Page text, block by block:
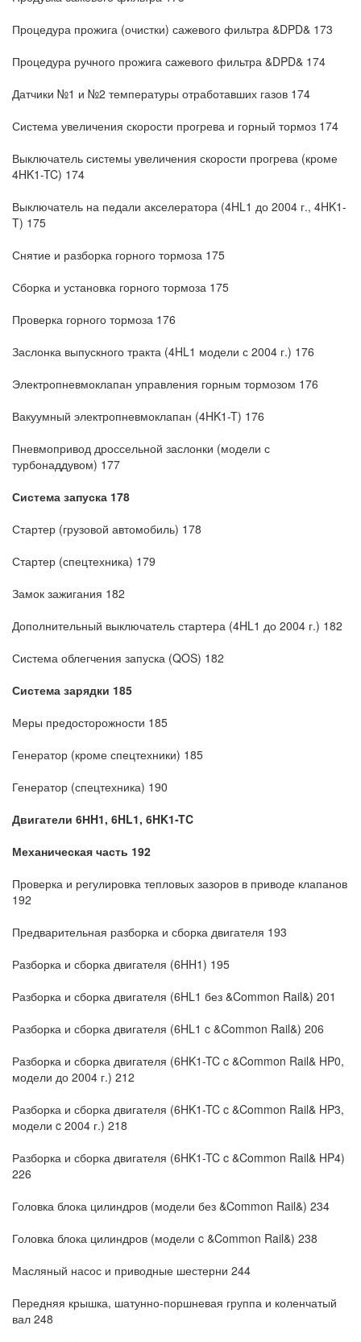
Процедура прожига (очистки) сажевого фильтра &DPD& 173
Процедура ручного прожига сажевого фильтра &DPD& 174
Датчики №1 и №2 температуры отработавших газов 174
Система увеличения скорости прогрева и горный тормоз 174
Выключатель системы увеличения скорости прогрева (кроме
4HK1-TC) 174
Выключатель на педали акселератора (4HL1 до 2004 г., 4HK1-
T) 175
Снятие и разборка горного тормоза 175
Сборка и установка горного тормоза 175
Проверка горного тормоза 176
Заслонка выпускного тракта (4HL1 модели с 2004 г.) 176
Электропневмоклапан управления горным тормозом 176
Вакуумный электропневмоклапан (4HK1-T) 176
Пневмопривод дроссельной заслонки (модели с
турбонаддувом) 177
Система запуска 178
Стартер (грузовой автомобиль) 178
Стартер (спецтехника) 179
Замок зажигания 182
Дополнительный выключатель стартера (4HL1 до 2004 г.) 182
Система облегчения запуска (QOS) 182
Система зарядки 185
Меры предосторожности 185
Генератор (кроме спецтехники) 185
Генератор (спецтехника) 190
Двигатели 6НH1, 6HL1, 6HK1-TC
Механическая часть 192
Проверка и регулировка тепловых зазоров в приводе клапанов
192
Предварительная разборка и сборка двигателя 193
Разборка и сборка двигателя (6HH1) 195
Разборка и сборка двигателя (6HL1 без &Common Rail&) 201
Разборка и сборка двигателя (6HL1 c &Common Rail&) 206
Разборка и сборка двигателя (6HK1-TC c &Common Rail& HP0,
модели до 2004 г.) 212
Разборка и сборка двигателя (6HK1-TC c &Common Rail& HP3,
модели c 2004 г.) 218
Разборка и сборка двигателя (6HK1-TC c &Common Rail& HP4)
226
Головка блока цилиндров (модели без &Common Rail&) 234
Головка блока цилиндров (модели c &Common Rail&) 238
Масляный насос и приводные шестерни 244
Передняя крышка, шатунно-поршневая группа и коленчатый
вал 248